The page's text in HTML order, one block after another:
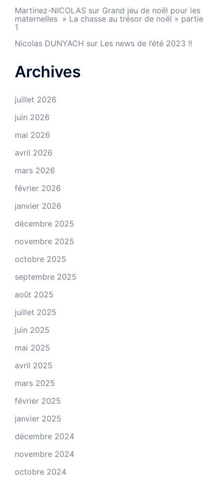
Martinez-NICOLAS sur Grand jeu de noël pour les
maternelles » La chasse au trésor de noël » partie
1
Nicolas DUNYACH sur Les news de l’été 2023 !!
Archives
juillet 2026
juin 2026
mai 2026
avril 2026
mars 2026
février 2026
janvier 2026
décembre 2025
novembre 2025
octobre 2025
septembre 2025
août 2025
juillet 2025
juin 2025
mai 2025
avril 2025
mars 2025
février 2025
janvier 2025
décembre 2024
novembre 2024
octobre 2024